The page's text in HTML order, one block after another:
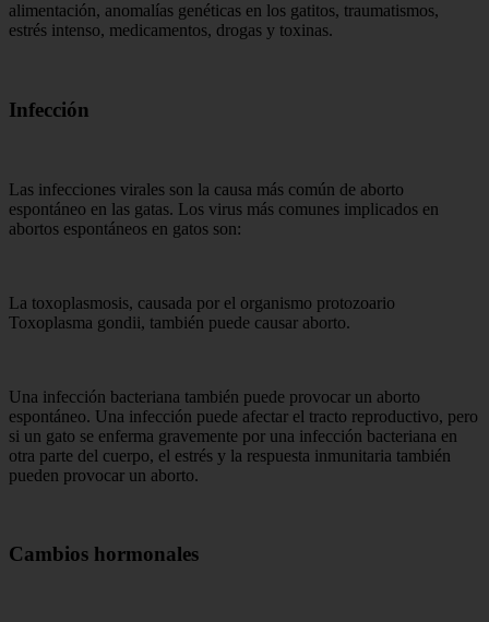
alimentación, anomalías genéticas en los gatitos, traumatismos,
estrés intenso, medicamentos, drogas y toxinas.
Infección
Las infecciones virales son la causa más común de aborto
espontáneo en las gatas. Los virus más comunes implicados en
abortos espontáneos en gatos son:
La toxoplasmosis, causada por el organismo protozoario
Toxoplasma gondii, también puede causar aborto.
Una infección bacteriana también puede provocar un aborto
espontáneo. Una infección puede afectar el tracto reproductivo, pero
si un gato se enferma gravemente por una infección bacteriana en
otra parte del cuerpo, el estrés y la respuesta inmunitaria también
pueden provocar un aborto.
Cambios hormonales